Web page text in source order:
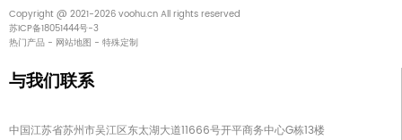
Copyright @ 2021-2026 voohu.cn All rights reserved
苏ICP备18051444号-3
热门产品 - 网站地图 - 特殊定制
与我们联系
中国江苏省苏州市吴江区东太湖大道11666号开平商务中心G栋13楼